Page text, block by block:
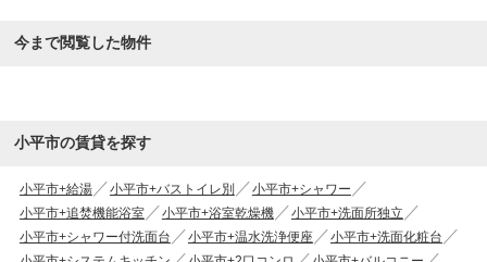
今まで閲覧した物件
小平市の賃貸を探す
小平市+給湯 小平市+バストイレ別
小平市+シャワー
小平市+追焚機能浴室
小平市+浴室乾燥機
小平市+洗面所独立
小平市+シャワー付洗面台
小平市+温水洗浄便座
小平市+洗面化粧台